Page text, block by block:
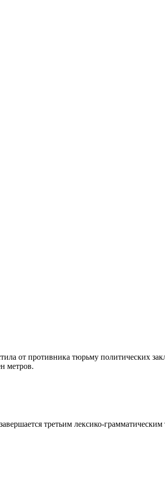
от противника тюрьму политических
метров.
третьим лексико-грамматическим